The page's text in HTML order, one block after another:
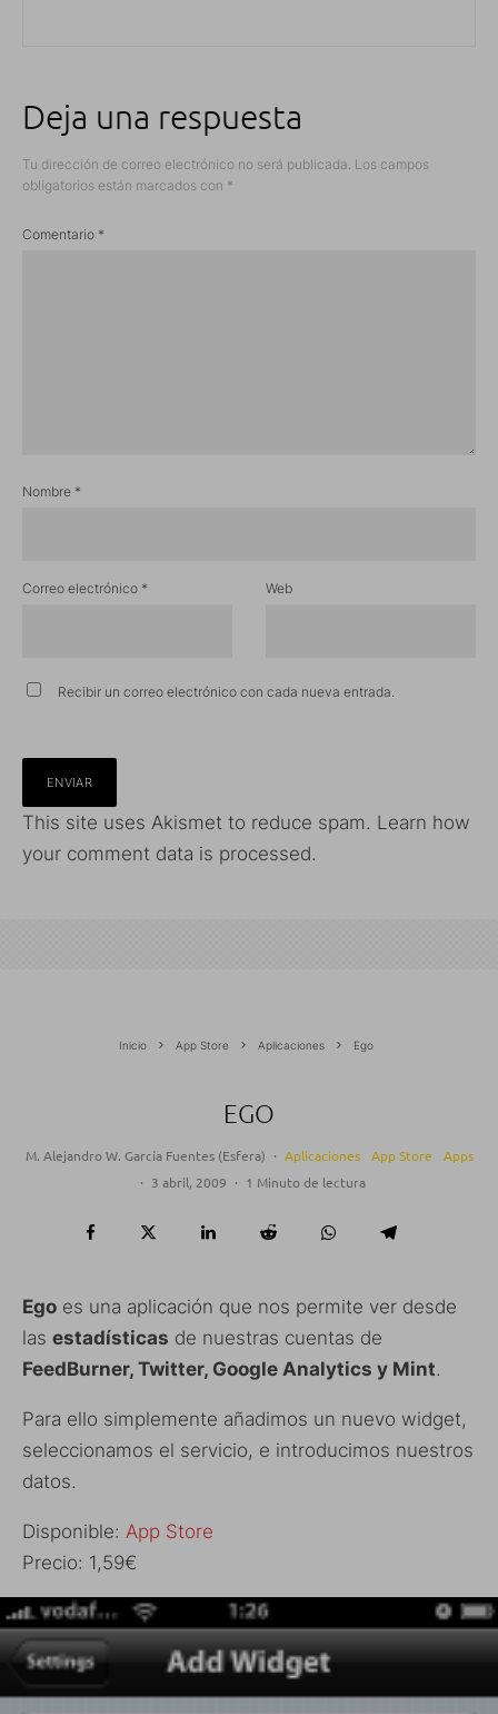
Deja una respuesta
Tu dirección de correo electrónico no será publicada. Los campos
obligatorios están marcados con *
Comentario *
Nombre *
Correo electrónico * Web
Recibir un correo electrónico con cada nueva entrada.
This site uses Akismet to reduce spam. Learn how
your comment data is processed.
Inicio App Store Aplicaciones Ego
EGO
M. Alejandro W. García Fuentes (Esfera) · Aplicaciones App Store
Apps
· 3 abril, 2009 · 1 Minuto de lectura
Ego es una aplicación que nos permite ver desde
las estadísticas de nuestras cuentas de
FeedBurner, Twitter, Google Analytics y Mint.
Para ello simplemente añadimos un nuevo widget,
seleccionamos el servicio, e introducimos nuestros
datos.
Disponible: App Store
Precio: 1,59€